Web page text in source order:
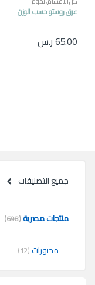
عرق روستو حسب الوزن
65.00ر.س
جميع التصنيفات
منتجات مصرية(698)
مخبوزات(12)